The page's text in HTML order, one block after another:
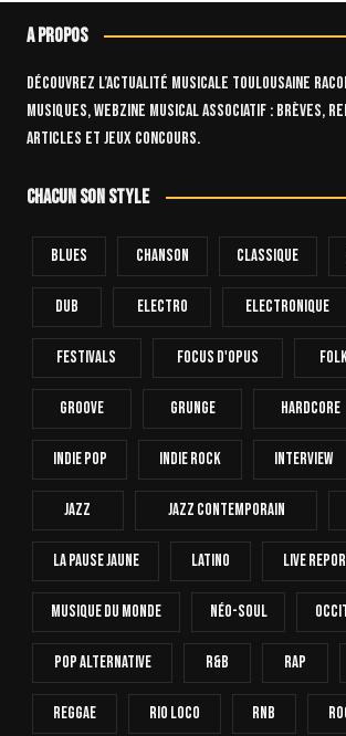
A propos
Découvrez l’actualité musicale toulousaine
Musiques, webzine musical associatif : brèves,
articles et jeux concours.
Chacun son style
Blues Chanson Classique
Dub Electro Electronique
Festivals Focus D'Opus
Groove Grunge Hardcore
Indie Pop Indie Rock Interview
Jazz Jazz Contemporain
La Pause Jaune Latino Live
Musique Du Monde Néo-Soul
Pop Alternative R&B Rap
Reggae Rio Loco RnB